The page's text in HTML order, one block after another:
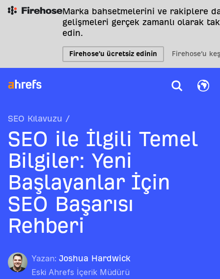
Marka bahsetmelerini ve rakiplere
gelişmeleri gerçek zamanlı olarak
edin.
Firehose'u ücretsiz edinin Firehose’u
SEO Kılavuzu /
SEO ile İlgili Temel
Bilgiler: Yeni
Başlayanlar İçin
SEO Başarısı
Rehberi
Yazan: Joshua Hardwick
Eski Ahrefs İçerik Müdürü